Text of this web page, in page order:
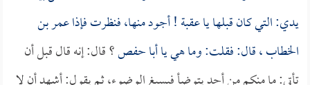
يدي: التي كان قبلها ياعقبة! أجود منها، فنظرت فإذاعمر بن
الخطاب، قال: فقلت: وما هي ياأبا حفص؟ قال: إنه قال قبل أن